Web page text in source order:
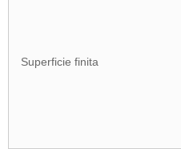
Superficie finita